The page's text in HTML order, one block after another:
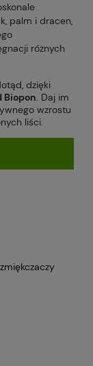
palm i dracen,
różnych
dzięki
Biopon. Daj im
wzrostu
liści.